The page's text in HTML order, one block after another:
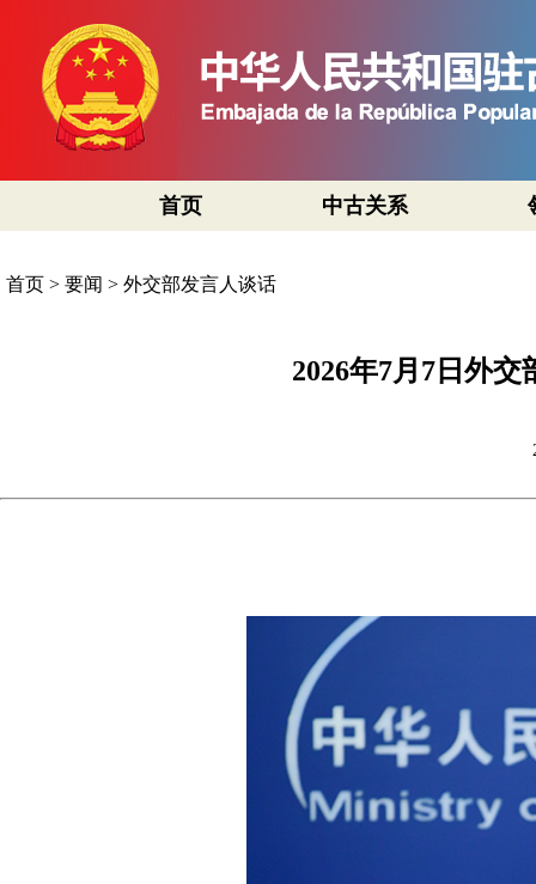
首页 中古关系
首页 > 要闻 > 外交部发言人谈话
2026年7月7日外